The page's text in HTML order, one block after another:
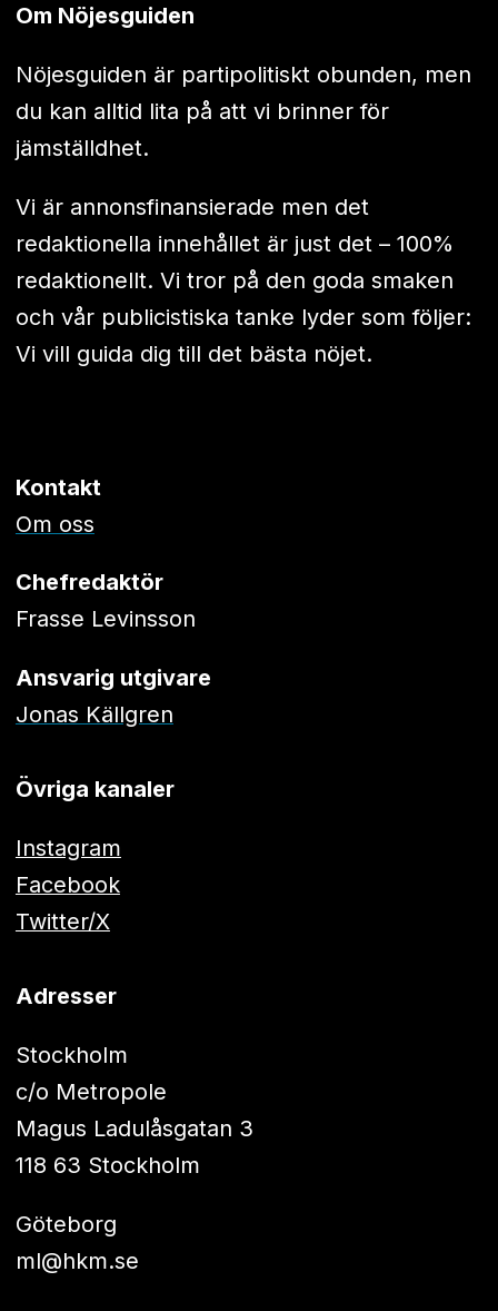
Om Nöjesguiden
Nöjesguiden är partipolitiskt obunden, men
du kan alltid lita på att vi brinner för
jämställdhet.
Vi är annonsfinansierade men det
redaktionella innehållet är just det – 100%
redaktionellt. Vi tror på den goda smaken
och vår publicistiska tanke lyder som följer:
Vi vill guida dig till det bästa nöjet.
Kontakt
Om oss
Chefredaktör
Frasse Levinsson
Ansvarig utgivare
Jonas Källgren
Övriga kanaler
Instagram
Facebook
Twitter/X
Adresser
Stockholm
c/o Metropole
Magus Ladulåsgatan 3
118 63 Stockholm
Göteborg
ml@hkm.se